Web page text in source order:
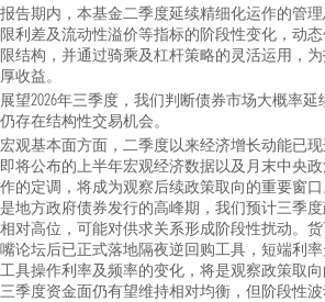
报告期内，本基金二季度延续精细化运作的管
限利差及流动性溢价等指标的阶段性变化，动
限结构，并通过骑乘及杠杆策略的灵活运用，
厚收益。
展望2026年三季度，我们判断债券市场大概率
仍存在结构性交易机会。
宏观基本面方面，二季度以来经济增长动能已
即将公布的上半年宏观经济数据以及月末中央
作的定调，将成为观察后续政策取向的重要窗
是地方政府债券发行的高峰期，我们预计三季
相对高位，可能对供求关系形成阶段性扰动。
嘴论坛后已正式落地隔夜逆回购工具，短端利
工具操作利率及频率的变化，将是观察政策取
三季度资金面仍有望维持相对均衡，但阶段性波